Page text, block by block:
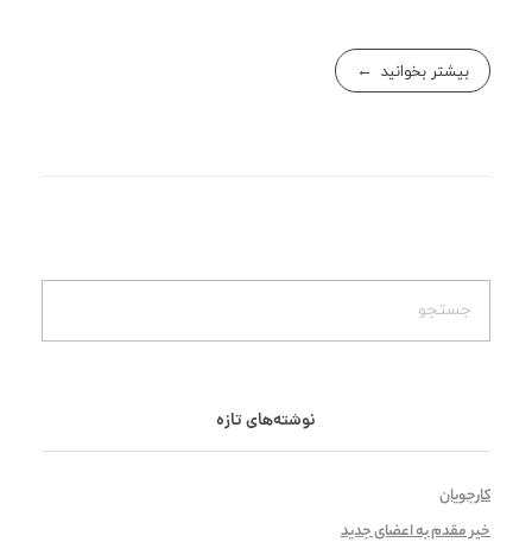
بیشتر بخوانید
نوشته‌های تازه
کارجویان
خیر مقدم به اعضای جدید